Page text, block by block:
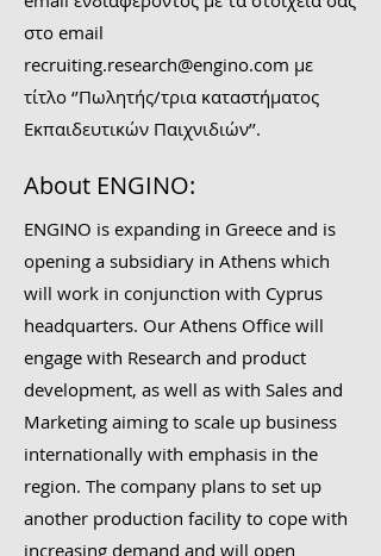
στο email
recruiting.research@engino.com με
τίτλο ‘’Πωλητής/τρια καταστήματος
Εκπαιδευτικών Παιχνιδιών’’.
About ENGINO:
ENGINO is expanding in Greece and is
opening a subsidiary in Athens which
will work in conjunction with Cyprus
headquarters. Our Athens Office will
engage with Research and product
development, as well as with Sales and
Marketing aiming to scale up business
internationally with emphasis in the
region. The company plans to set up
another production facility to cope with
increasing demand and will open